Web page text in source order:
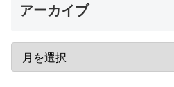
アーカイブ